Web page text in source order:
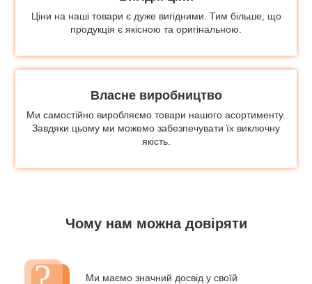
Ціни на наші товари є дуже вигідними. Тим більше, що
продукція є якісною та оригінальною.
Власне виробництво
Ми самостійно виробляємо товари нашого асортименту.
Завдяки цьому ми можемо забезпечувати їх виключну
якість.
Чому нам можна довіряти
Ми маємо значний досвід у своїй